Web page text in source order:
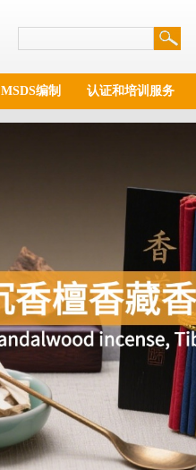
MSDS编制 认证和培训服务